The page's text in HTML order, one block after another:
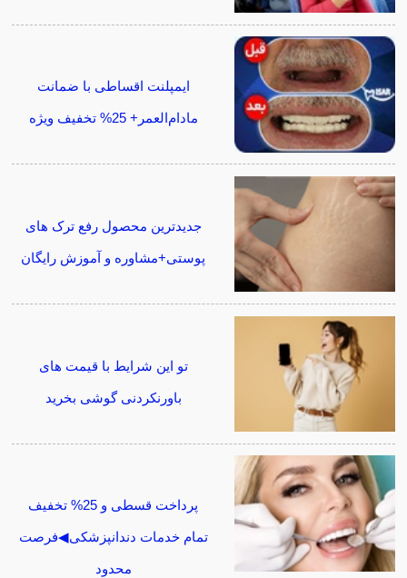
ایمپلنت اقساطی با ضمانت
مادام‌العمر+ 25% تخفیف ویژه
جدیدترین محصول رفع ترک های
پوستی+مشاوره و آموزش رایگان
تو این شرایط با قیمت های
باورنکردنی گوشی بخرید
پرداخت قسطی و 25% تخفیف
تمام خدمات دندانپزشکی◀فرصت
محدود